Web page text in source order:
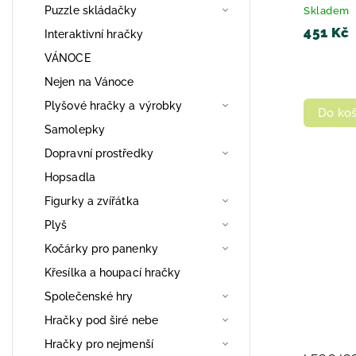
Puzzle skládačky
Interaktivní hračky
VÁNOCE
Nejen na Vánoce
Plyšové hračky a výrobky
Samolepky
Dopravní prostředky
Hopsadla
Figurky a zvířátka
Plyš
Kočárky pro panenky
Křesílka a houpací hračky
Společenské hry
Hračky pod širé nebe
Hračky pro nejmenší
HRAČKY*
Skladem
451 Kč
Do